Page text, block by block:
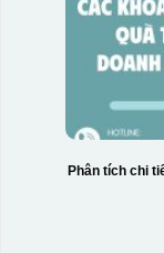
Phân tích chi